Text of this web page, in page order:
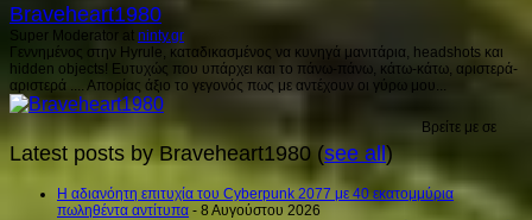
Braveheart1980
Super Moderator at ninty.gr
Γεννημένος στην Hyrule, καταδικασμένος να κυνηγά μανιτάρια, headshots και
hidden objects! Ευτυχώς που υπάρχει και το πάνω-πάνω, κάτω-κάτω, αριστερά-
αριστερά .... Απορίας άξιο το γεγονός πως με αντέχουν οι γύρω μου...
Βρείτε με σε
Latest posts by Braveheart1980 (see all)
H αδιανόητη επιτυχία του Cyberpunk 2077 με 40 εκατομμύρια
πωληθέντα αντίτυπα - 8 Αυγούστου 2026